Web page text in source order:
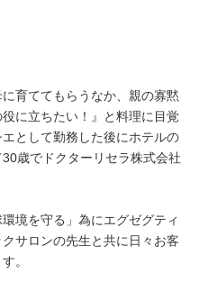
育ててもらうなか、親の寡黙
に立ちたい！』と料理に目覚
として勤務した後にホテルの
歳でドクターリセラ株式会社
境を守る」為にエグゼグティ
サロンの先生と共に日々お客
。